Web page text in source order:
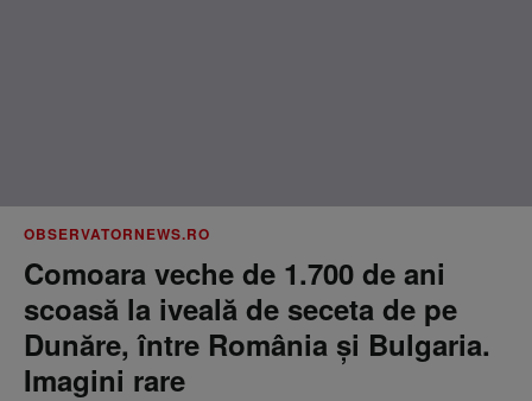
OBSERVATORNEWS.RO
Comoara veche de 1.700 de ani
scoasă la iveală de seceta de pe
Dunăre, între România şi Bulgaria.
Imagini rare